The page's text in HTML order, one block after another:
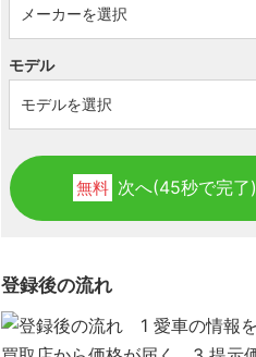
モデル
無料 次へ(45秒で完了)
登録後の流れ